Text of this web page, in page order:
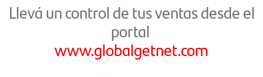
Llevá un control de tus ventas desde el
portal
www.globalgetnet.com